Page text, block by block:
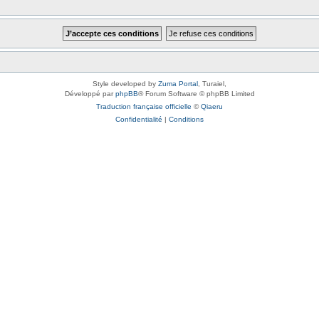
Style developed by Zuma Portal , Turaiel,
Développé parphpBB® Forum Software © phpBB Limited
Traduction française officielle ©Qiaeru
Confidentialité
Conditions